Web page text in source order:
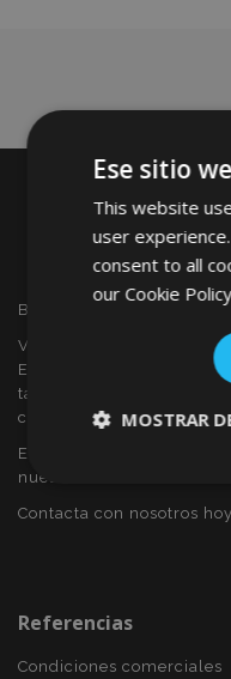
Bienvenido a VTVAUTO
VTVAUTO es distribuidor
Europa, de accesorios de
tapacubos, derivabrisas,
cubiertas cromadas,
Eres interesado en
nuestro socio?
Contacta con nosotros
Referencias
Condiciones comerciales
Ese sitio
This website
user
consent to all
our Cookie
MOSTRAR
necesarias
preferencias